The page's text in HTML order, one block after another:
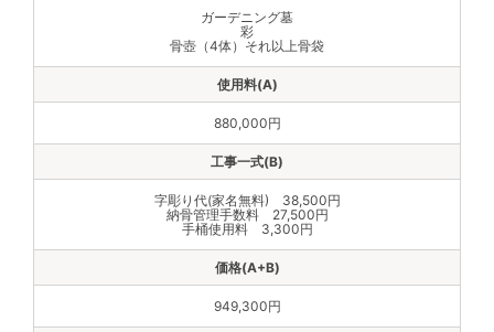
ガーデニング墓
彩
骨壺（4体）それ以上骨袋
880,000円
字彫り代(家名無料) 38,500円
納骨管理手数料 27,500円
手桶使用料 3,300円
949,300円